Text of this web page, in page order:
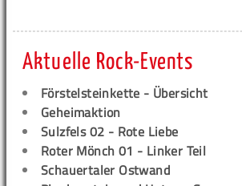
Aktuelle Rock-Events
Förstelsteinkette - Übersicht
Geheimaktion
Sulzfels 02 - Rote Liebe
Roter Mönch 01 - Linker Teil
Schauertaler Ostwand